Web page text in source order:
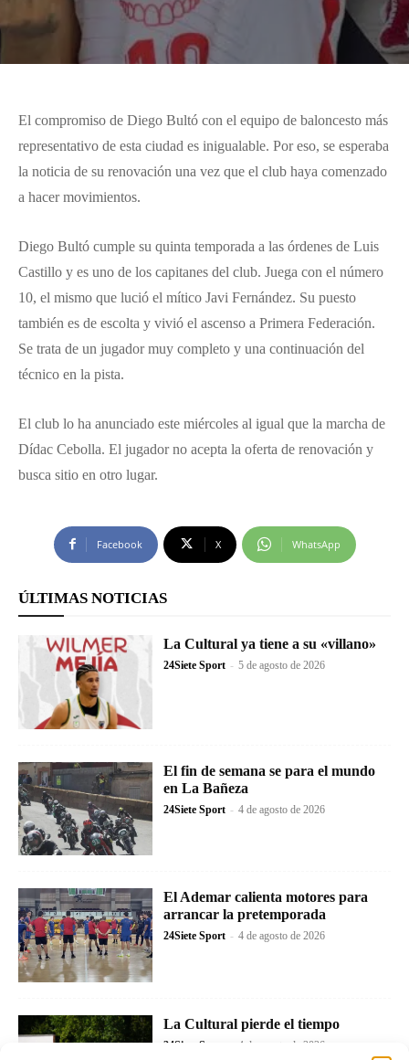
El compromiso de Diego Bultó con el equipo de baloncesto más
representativo de esta ciudad es inigualable. Por eso, se esperaba
la noticia de su renovación una vez que el club haya comenzado
a hacer movimientos.
Diego Bultó cumple su quinta temporada a las órdenes de Luis
Castillo y es uno de los capitanes del club. Juega con el número
10, el mismo que lució el mítico Javi Fernández. Su puesto
también es de escolta y vivió el ascenso a Primera Federación.
Se trata de un jugador muy completo y una continuación del
técnico en la pista.
El club lo ha anunciado este miércoles al igual que la marcha de
Dídac Cebolla. El jugador no acepta la oferta de renovación y
busca sitio en otro lugar.
Facebook X WhatsApp
ÚLTIMAS NOTICIAS
La Cultural ya tiene a su «villano»
24Siete Sport - 5 de agosto de 2026
El fin de semana se para el mundo
en La Bañeza
24Siete Sport - 4 de agosto de 2026
El Ademar calienta motores para
arrancar la pretemporada
24Siete Sport - 4 de agosto de 2026
La Cultural pierde el tiempo
24Siete Sport 4 de agosto de 2026